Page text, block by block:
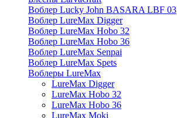
Воблер Lucky John BASARA LBF 03
Воблер LureMax Digger
Воблер LureMax Hobo 32
Воблер LureMax Hobo 36
Воблер LureMax Senpai
Воблер LureMax Spets
Воблеры LureMax
LureMax Digger
LureMax Hobo 32
LureMax Hobo 36
LureMax Moki